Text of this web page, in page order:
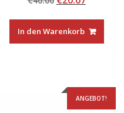
von 5
war:
€40.00
ist:
€20.07.
In den Warenkorb
ANGEBOT!